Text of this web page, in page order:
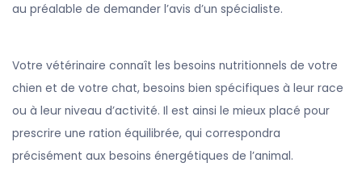
au préalable de demander l’avis d’un spécialiste.
Votre vétérinaire connaît les besoins nutritionnels de votre
chien et de votre chat, besoins bien spécifiques à leur race
ou à leur niveau d’activité. Il est ainsi le mieux placé pour
prescrire une ration équilibrée, qui correspondra
précisément aux besoins énergétiques de l’animal.